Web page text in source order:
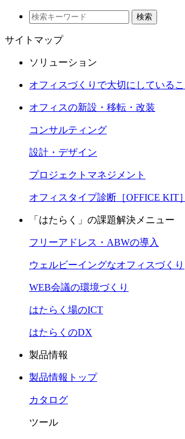
検索
サイトマップ
ソリューション
オフィスづくりで大切にしているこ
オフィスの新設・移転・改装
コンサルティング
設計・デザイン
プロジェクトマネジメント
オフィスタイプ診断［OFFICE KIT］
「はたらく」の課題解決メニュー
フリーアドレス・ABWの導入
ウェルビーイングなオフィスづくり
WEB会議の環境づくり
はたらく場のICT
はたらくのDX
製品情報
製品情報トップ
カタログ
ツール